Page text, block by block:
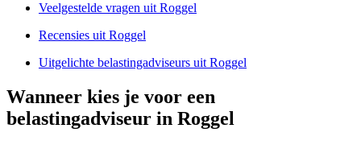
Veelgestelde vragen uit Roggel
Recensies uit Roggel
Uitgelichte belastingadviseurs uit Roggel
Wanneer kies je voor een
belastingadviseur in Roggel